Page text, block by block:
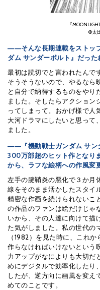
『
©太
――そんな長期連載をストッ
ダム サンダーボルト』だった
最初は読切でと言われたんで
そうそうないので、やるなら
と自分で納得するものをやり
ました。そしたらアクション
ってしまって。おかげ様で人
大河ドラマにしたいと思って
ました。
――『機動戦士ガンダム サン
300万部超のヒット作となり
から、ラフな絵柄への作風変
左手の腱鞘炎の悪化で３か月
線をそのまま活かしたスタイ
精密な作画を続けられないこ
の作品のファンは絵だけじゃ
いから、その人達に向けて描
た気がしました。私の世代の
（1982）を見た時に、これ
作らなければいけないという
力アップがなによりも大切だ
めにデジタルで効率化したり
したが、逆方向に画風を変え
めてのことです。